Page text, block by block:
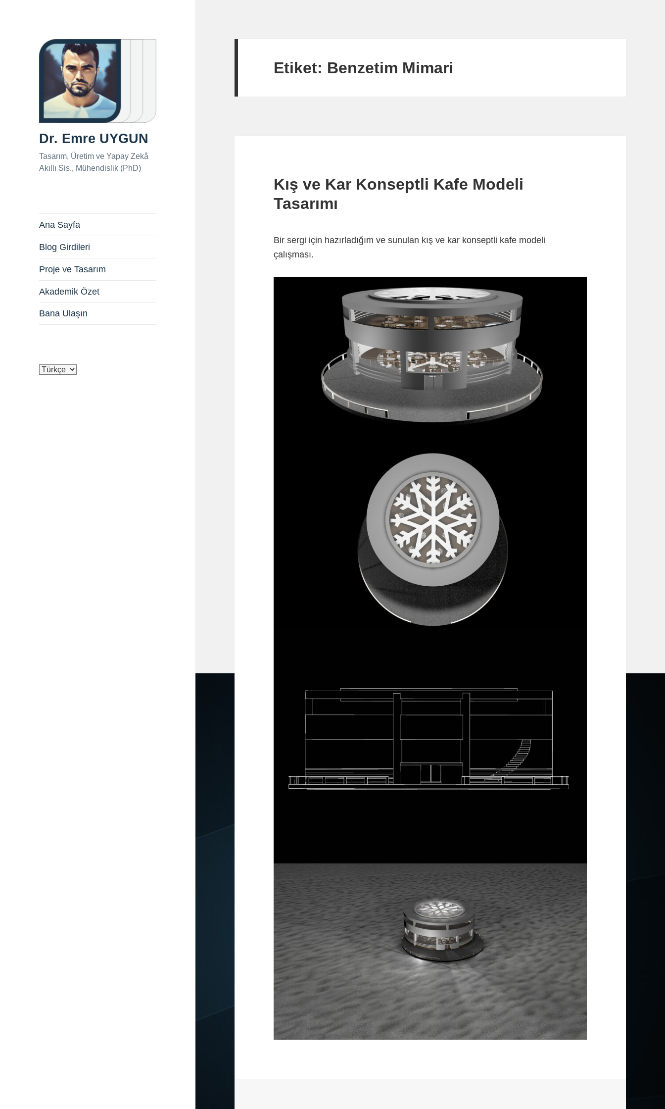
Dr. Emre UYGUN
Tasarım, Üretim ve Yapay Zekâ
Akıllı Sis., Mühendislik (PhD)
Ana Sayfa
Blog Girdileri
Proje ve Tasarım
Akademik Özet
Bana Ulaşın
Dil
Etiket: Benzetim Mimari
Kış ve Kar Konseptli Kafe Modeli
Tasarımı
Bir sergi için hazırladığım ve sunulan kış ve kar konseptli kafe modeli
çalışması.